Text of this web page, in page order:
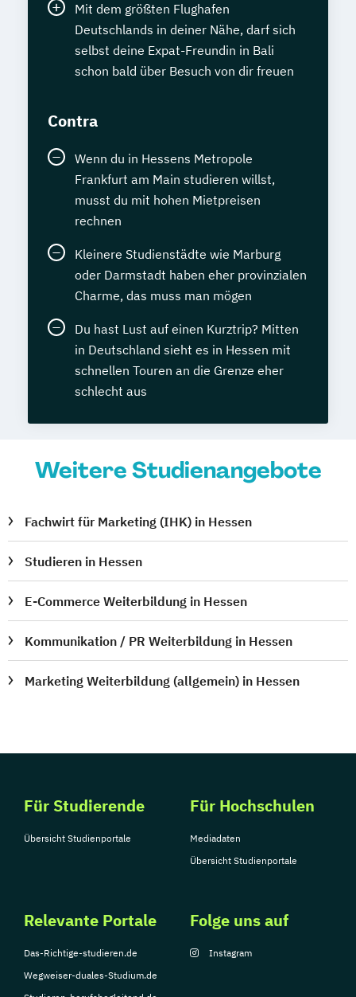
Mit dem größten Flughafen
Deutschlands in deiner Nähe, darf sich
selbst deine Expat-Freundin in Bali
schon bald über Besuch von dir freuen
Contra
Wenn du in Hessens Metropole
Frankfurt am Main studieren willst,
musst du mit hohen Mietpreisen
rechnen
Kleinere Studienstädte wie Marburg
oder Darmstadt haben eher provinzialen
Charme, das muss man mögen
Du hast Lust auf einen Kurztrip? Mitten
in Deutschland sieht es in Hessen mit
schnellen Touren an die Grenze eher
schlecht aus
Weitere Studienangebote
Fachwirt für Marketing (IHK) in Hessen
Studieren in Hessen
E-Commerce Weiterbildung in Hessen
Kommunikation / PR Weiterbildung in Hessen
Marketing Weiterbildung (allgemein) in Hessen
Für Studierende
Übersicht Studienportale
Für Hochschulen
Mediadaten
Übersicht Studienportale
Relevante Portale
Das-Richtige-studieren.de
Wegweiser-duales-Studium.de
Folge uns auf
Instagram